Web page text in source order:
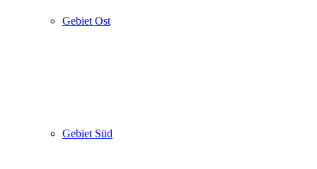
Gebiet Ost
Gebiet Süd